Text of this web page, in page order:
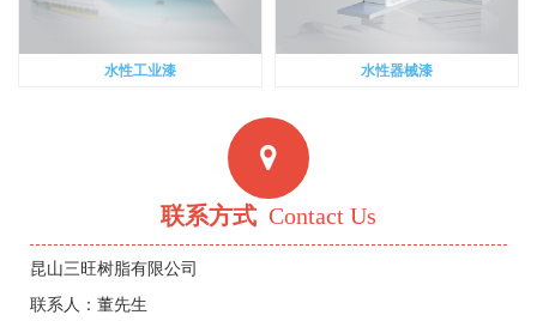
水性工业漆 水性器械漆
联系方式 Contact Us
昆山三旺树脂有限公司
联系人：董先生